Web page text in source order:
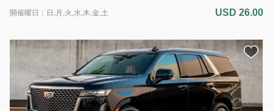
開催曜日：日,月,火,水,木,金,土 USD 26.00